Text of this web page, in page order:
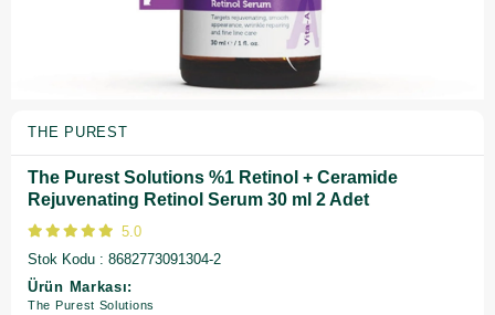
THE PUREST
The Purest Solutions %1 Retinol + Ceramide
Rejuvenating Retinol Serum 30 ml 2 Adet
5.0
Stok Kodu
8682773091304-2
Ürün Markası:
The Purest Solutions